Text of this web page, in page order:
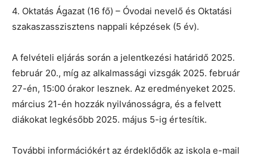
4. Oktatás Ágazat (16 fő) – Óvodai nevelő és Oktatási
szakaszasszisztens nappali képzések (5 év).
A felvételi eljárás során a jelentkezési határidő 2025.
február 20., míg az alkalmassági vizsgák 2025. február
27-én, 15:00 órakor lesznek. Az eredményeket 2025.
március 21-én hozzák nyilvánosságra, és a felvett
diákokat legkésőbb 2025. május 5-ig értesítik.
További információkért az érdeklődők az iskola e-mail